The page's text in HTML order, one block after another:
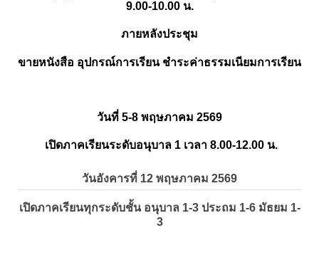
9.00-10.00 น.
ภายหลังประชุม
ขายหนังสือ อุปกรณ์การเรียน ชำระค่าธรรมเนียมการเรียน
วันที่ 5-8 พฤษภาคม 2569
เปิดภาคเรียนระดับอนุบาล 1 เวลา 8.00-12.00 น.
วันอังคารที่ 12 พฤษภาคม 2569
เปิดภาคเรียนทุกระดับชั้น อนุบาล 1-3 ประถม 1-6 มัธยม 1-
3